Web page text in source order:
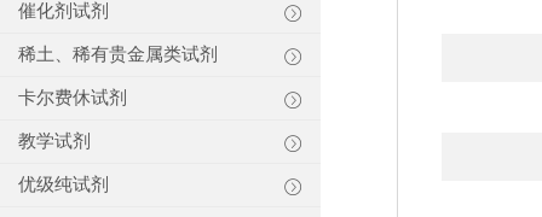
催化剂试剂
稀土、稀有贵金属类试剂
卡尔费休试剂
教学试剂
优级纯试剂